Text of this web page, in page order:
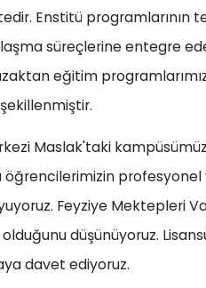
Enstitü programlarının
süreçlerine entegre
eğitim
Maslak'taki
öğrencilerimizin
Feyziye Mektepleri
olduğunu düşünüyoruz.
davet ediyoruz.